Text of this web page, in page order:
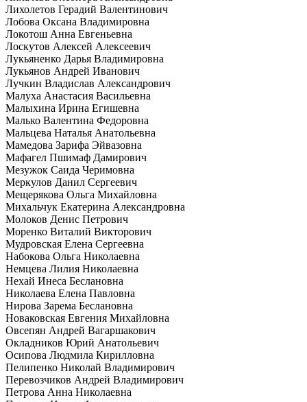
Лихолетов Герадий Валентинович
Лобова Оксана Владимировна
Локотош Анна Евгеньевна
Лоскутов Алексей Алексеевич
Лукьяненко Дарья Владимировна
Лукьянов Андрей Иванович
Лучкин Владислав Александрович
Малуха Анастасия Васильевна
Малыхина Ирина Егишевна
Малько Валентина Федоровна
Мальцева Наталья Анатольевна
Мамедова Зарифа Эйвазовна
Мафагел Пшимаф Дамирович
Мезужок Саида Черимовна
Меркулов Данил Сергеевич
Мещерякова Ольга Михайловна
Михальчук Екатерина Александровна
Молоков Денис Петрович
Моренко Виталий Викторович
Мудровская Елена Сергеевна
Набокова Ольга Николаевна
Немцева Лилия Николаевна
Нехай Инеса Беслановна
Николаева Елена Павловна
Нирова Зарема Беслановна
Новаковская Евгения Михайловна
Овсепян Андрей Вагаршакович
Окладников Юрий Анатольевич
Осипова Людмила Кирилловна
Пелипенко Николай Владимирович
Перевозчиков Андрей Владимирович
Петрова Анна Николаевна